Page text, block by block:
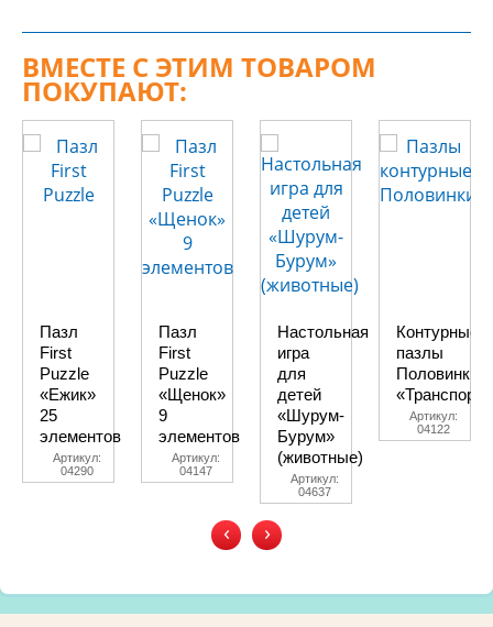
ВМЕСТЕ С ЭТИМ ТОВАРОМ
ПОКУПАЮТ:
Пазл
First
Puzzle
«Ежик»
25
элементов
Артикул:
04290
Пазл
First
Puzzle
«Щенок»
9
элементов
Артикул:
04147
Настольная
игра
для
детей
«Шурум-
Бурум»
(животные)
Артикул:
04637
Контурные
пазлы
Половинки
«Транспорт»
Артикул:
04122
‹ ›